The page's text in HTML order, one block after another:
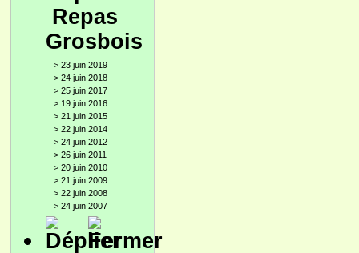
Repas
Grosbois
> 23 juin 2019
> 24 juin 2018
> 25 juin 2017
> 19 juin 2016
> 21 juin 2015
> 22 juin 2014
> 24 juin 2012
> 26 juin 2011
> 20 juin 2010
> 21 juin 2009
> 22 juin 2008
> 24 juin 2007